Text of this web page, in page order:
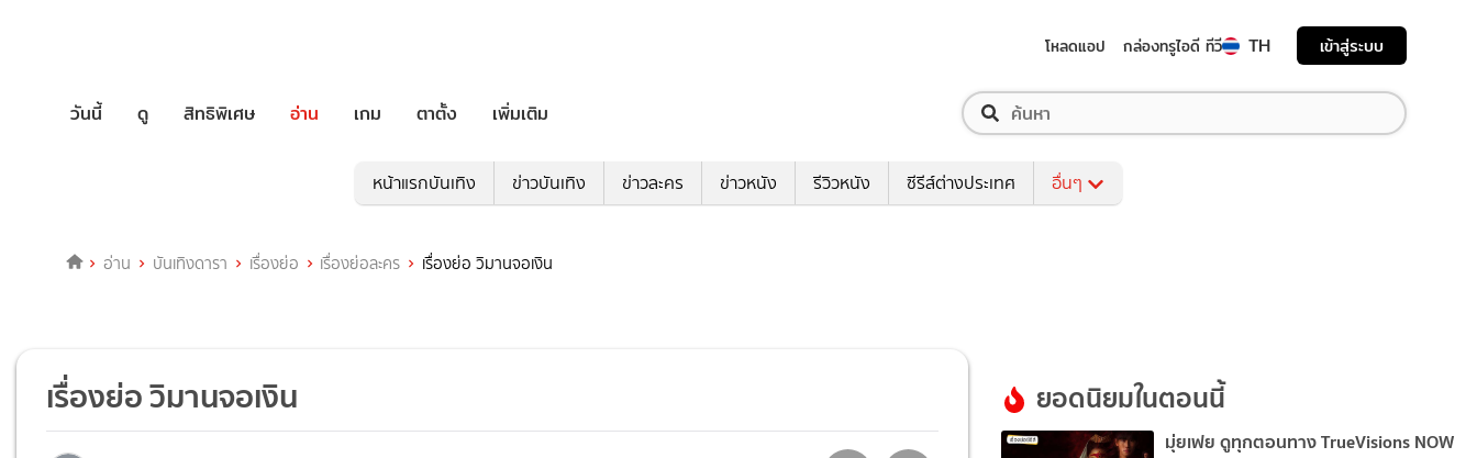
โหลดแอป กล่องทรูไอดี ทีวี TH เข้าสู่ระบบ
วันนี้ ดู สิทธิพิเศษ อ่าน เกม ตาตั้ง เพิ่มเติม
หน้าแรกบันเทิง ข่าวบันเทิง ข่าวละคร ข่าวหนัง รีวิวหนัง ซีรีส์ต่างประเทศ อื่นๆ
อ่าน บันเทิงดารา เรื่องย่อ เรื่องย่อละคร เรื่องย่อ วิมานจอเงิน
เรื่องย่อ วิมานจอเงิน ยอดนิยมในตอนนี้
มุ่ยเฟย ดูทุกตอนทาง TrueVisions NOW